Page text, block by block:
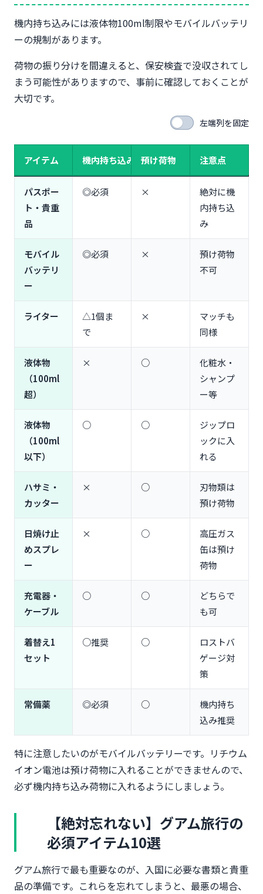
機内持ち込みには液体物100ml制限やモバイルバッテリ
ーの規制があります。
荷物の振り分けを間違えると、保安検査で没収されてし
まう可能性がありますので、事前に確認しておくことが
大切です。
左端列を固定
アイテム 機内持ち込み 預け荷物 注意点
パスポー
ト・貴重
品
◎必須 ×
絶対に機
内持ち込
み
モバイル
バッテリ
ー
◎必須 ×
預け荷物
不可
ライター
△1個ま
で
×
マッチも
同様
液体物
（100ml
超）
× ○
化粧水・
シャンプ
ー等
液体物
（100ml
以下）
○ ○
ジップロ
ックに入
れる
ハサミ・
カッター
× ○
刃物類は
預け荷物
日焼け止
めスプレ
ー
× ○
高圧ガス
缶は預け
荷物
充電器・
ケーブル
○ ○
どちらで
も可
着替え1
セット
○推奨 ○
ロストバ
ゲージ対
策
常備薬 ◎必須 ○
機内持ち
込み推奨
特に注意したいのがモバイルバッテリーです。リチウム
イオン電池は預け荷物に入れることができませんので、
必ず機内持ち込み荷物に入れるようにしましょう。
【絶対忘れない】グアム旅行の
必須アイテム10選
グアム旅行で最も重要なのが、入国に必要な書類と貴重
品の準備です。これらを忘れてしまうと、最悪の場合、